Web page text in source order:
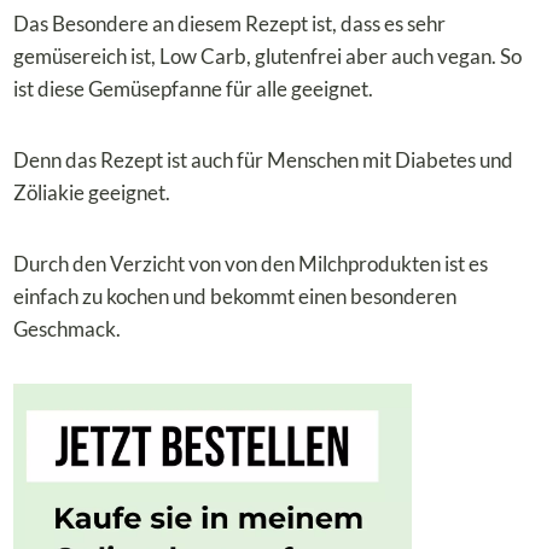
Das Besondere an diesem Rezept ist, dass es sehr
gemüsereich ist, Low Carb, glutenfrei aber auch vegan. So
ist diese Gemüsepfanne für alle geeignet.
Denn das Rezept ist auch für Menschen mit Diabetes und
Zöliakie geeignet.
Durch den Verzicht von von den Milchprodukten ist es
einfach zu kochen und bekommt einen besonderen
Geschmack.